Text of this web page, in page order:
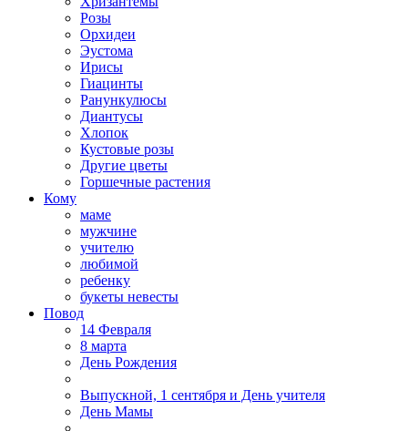
Розы
Орхидеи
Эустома
Ирисы
Гиацинты
Ранункулюсы
Диантусы
Хлопок
Кустовые розы
Другие цветы
Горшечные растения
Кому
маме
мужчине
учителю
любимой
ребенку
букеты невесты
Повод
14 Февраля
8 марта
День Рождения
Выпускной, 1 сентября и День учителя
День Мамы